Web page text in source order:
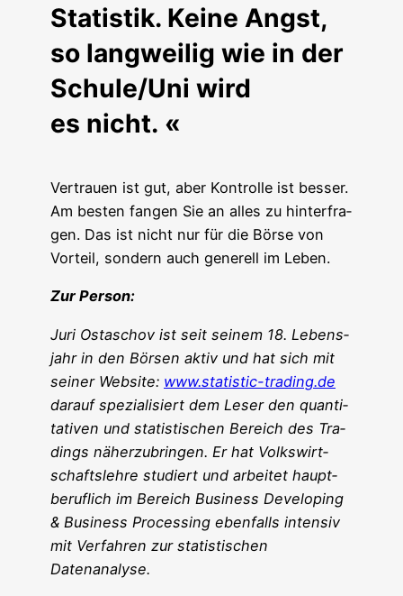
Statistik. Keine Angst,
so langweilig wie in der
Schule/Uni wird
es nicht. «
Ver­trau­en ist gut, aber Kon­trol­le ist bes­ser.
Am bes­ten fan­gen Sie an alles zu hin­ter­fra­
gen. Das ist nicht nur für die Bör­se von
Vor­teil, son­dern auch gene­rell im Leben.
Zur Per­son:
Juri Ost­aschov ist seit sei­nem 18. Lebens­
jahr in den Bör­sen aktiv und hat sich mit
sei­ner Web­site: www.statistic-trading.de
dar­auf spe­zia­li­siert dem Leser den quan­ti­
ta­ti­ven und sta­tis­ti­schen Bereich des Tra­
dings näher­zu­brin­gen. Er hat Volks­wirt­
schafts­leh­re stu­diert und arbei­tet haupt­
be­ruf­lich im Bereich Busi­ness Deve­lo­ping
& Busi­ness Pro­ces­sing eben­falls inten­siv
mit Ver­fah­ren zur sta­tis­ti­schen
Datenanalyse.